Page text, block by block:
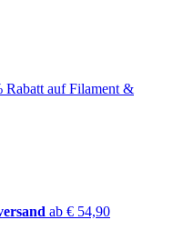
Rabatt auf Filament &
ab € 54,90